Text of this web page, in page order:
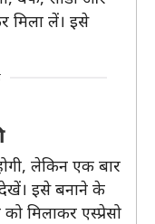
मिला लें। इसे
लेकिन एक बार
इसे बनाने के
मिलाकर एस्प्रेसो